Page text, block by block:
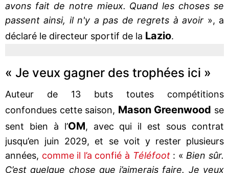
avons fait de notre mieux. Quand les choses se
passent ainsi, il n'y a pas de regrets à avoir », a
déclaré le directeur sportif de la Lazio.
« Je veux gagner des trophées ici »
Auteur de 13 buts toutes compétitions
confondues cette saison, Mason Greenwood se
sent bien à l’OM, avec qui il est sous contrat
jusqu’en juin 2029, et se voit y rester plusieurs
années, comme il l’a confié à Téléfoot: « Bien sûr.
C’est quelque chose que j’aimerais faire. Je veux